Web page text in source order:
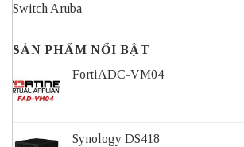
Switch Aruba
SẢN PHẨM NỔI BẬT
FortiADC-VM04
Synology DS418